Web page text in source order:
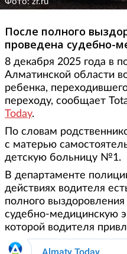
После полного
проведена судебно-
8 декабря 2025 года в
Алматинской области
ребенка,
переходу, сообщает
Today.
По словам
с матерью
детскую больницу №1.
В департаменте
действиях водителя
полного
судебно-медицинскую
которой водителя